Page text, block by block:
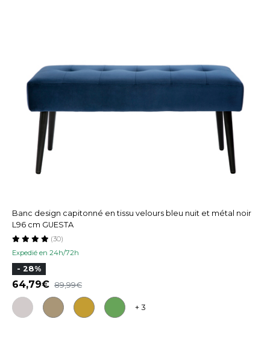
Banc design capitonné en tissu velours bleu nuit et métal noir
L96 cm GUESTA
Expedié en 24h/72h
(30)
- 28%
64,79 89,99
+ 3